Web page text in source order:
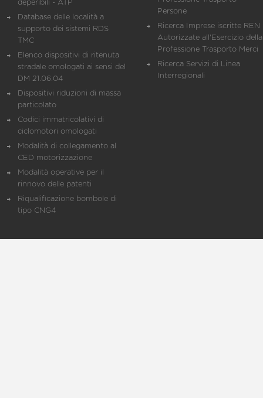
deperibili - ATP
Database delle località a
supporto dei sistemi RDS
TMC
Elenco dispositivi di ritenuta
stradale omologati ai sensi del
DM 21.06.04
Dispositivi riduzioni di massa
particolato
Codici immatricolativi di
ciclomotori omologati
Modalità di collegamento al
CED motorizzazione
Modalità operative per il
rinnovo delle patenti
Riqualificazione bombole di
tipo CNG4
Persone
Ricerca Imprese iscritte REN
Autorizzate all'Esercizio della
Professione Trasporto Merci
Ricerca Servizi di Linea
Interregionali